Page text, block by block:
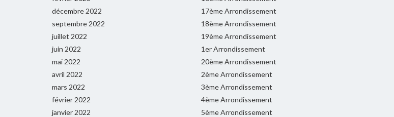
décembre 2022
septembre 2022
juillet 2022
juin 2022
mai 2022
avril 2022
mars 2022
février 2022
janvier 2022
17ème Arrondissement
18ème Arrondissement
19ème Arrondissement
1er Arrondissement
20ème Arrondissement
2ème Arrondissement
3ème Arrondissement
4ème Arrondissement
5ème Arrondissement